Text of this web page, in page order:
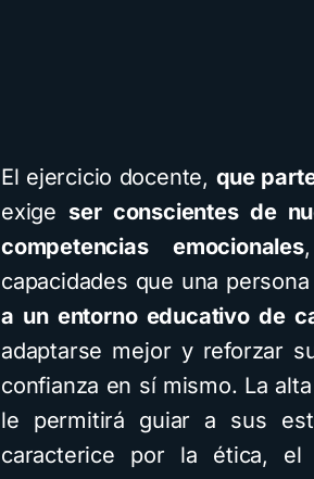
El ejercicio docente, que
exige ser conscientes de
competencias emocionales
capacidades que una
a un entorno educativo de
adaptarse mejor y reforzar
confianza en sí mismo. La
le permitirá guiar a sus
caracterice por la ética, el